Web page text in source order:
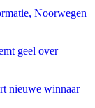
Noorwegen
geel over
nieuwe winnaar